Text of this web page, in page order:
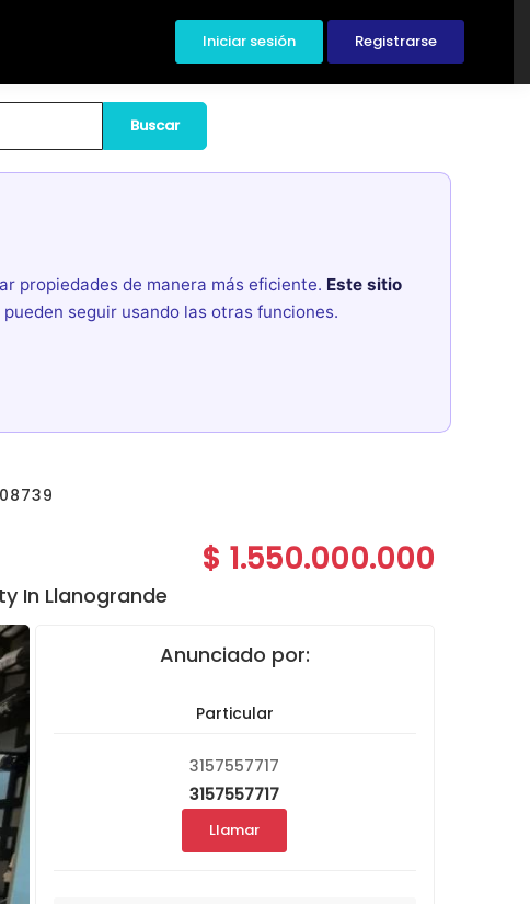
Iniciar sesión Registrarse
Buscar
propiedades de manera más eficiente. Este sitio
pueden seguir usando las otras funciones.
In Llanogrande
$ 1.550.000.000
Anunciado por:
Particular
3157557717
3157557717
Llamar